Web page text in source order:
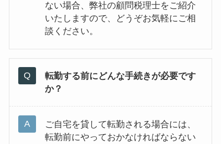
ない場合、弊社の顧問税理士をご紹介
いたしますので、どうぞお気軽にご相
談ください。
転勤する前にどんな手続きが必要です
か？
ご自宅を貸して転勤される場合には、
転勤前にやっておかなければならない